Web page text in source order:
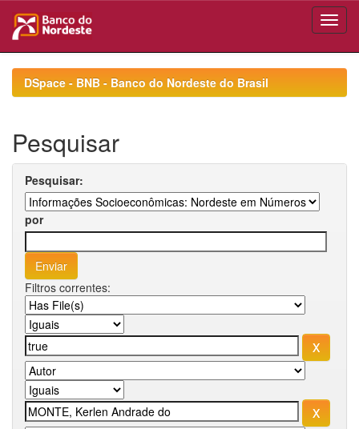
navigationDSpace - BNB - Banco do Nordeste do Brasil
Pesquisar
Pesquisar:
por
Filtros correntes: